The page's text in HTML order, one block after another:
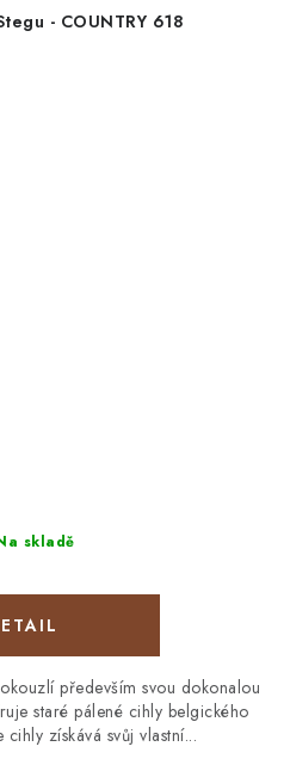
- COUNTRY 618
skladě
především svou dokonalou
staré pálené cihly belgického
získává svůj vlastní...